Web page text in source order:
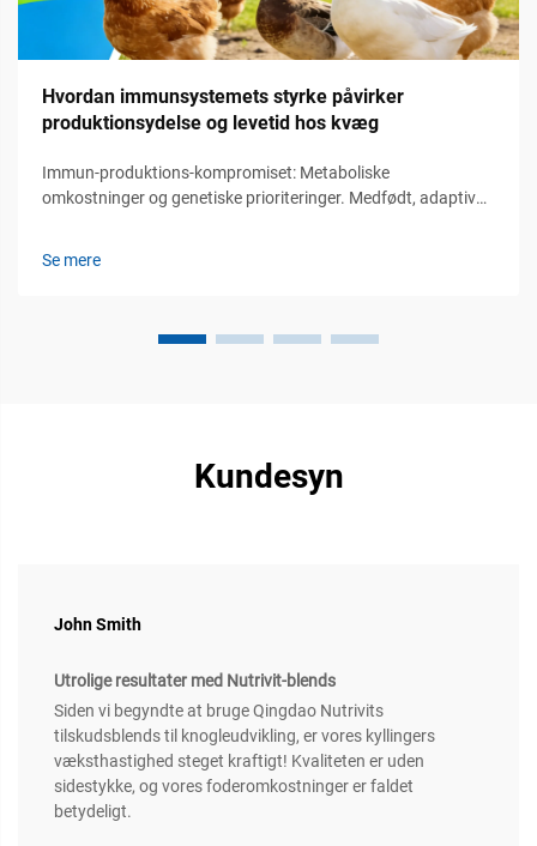
Hvordan immunsystemets styrke påvirker
produktionsydelse og levetid hos kvæg
Immun-produktions-kompromiset: Metaboliske
omkostninger og genetiske prioriteringer. Medfødt, adaptiv
Se mere
Kundesyn
John Smith
Utrolige resultater med Nutrivit-blends
Siden vi begyndte at bruge Qingdao Nutrivits
tilskudsblends til knogleudvikling, er vores kyllingers
væksthastighed steget kraftigt! Kvaliteten er uden
sidestykke, og vores foderomkostninger er faldet
betydeligt.